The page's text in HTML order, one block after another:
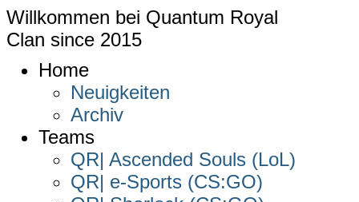
Willkommen bei Quantum Royal
Clan since 2015
Home
Neuigkeiten
Archiv
Teams
QR| Ascended Souls (LoL)
QR| e-Sports (CS:GO)